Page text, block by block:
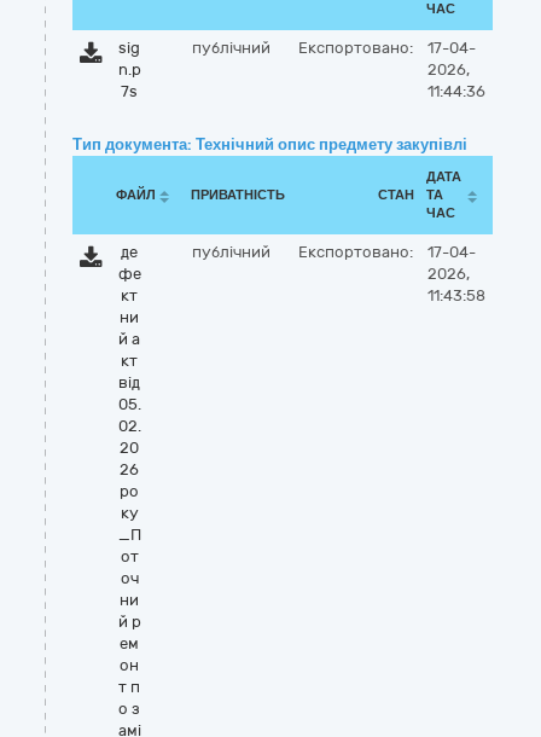
ЧАС
sig
n.p
7s
публічний Експортовано:
17-04-
2026,
11:44:36
Тип документа: Технічний опис предмету закупівлі
ФАЙЛ ПРИВАТНІСТЬ СТАН
ДАТА
ТА
ЧАС
де
фе
кт
ни
й а
кт
від
05.
02.
20
26
ро
ку
_П
от
оч
ни
й р
ем
он
т п
о з
амі
публічний Експортовано:
17-04-
2026,
11:43:58